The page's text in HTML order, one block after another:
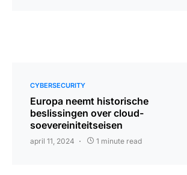
CYBERSECURITY
Europa neemt historische
beslissingen over cloud-
soevereiniteitseisen
april 11, 2024 1 minute read